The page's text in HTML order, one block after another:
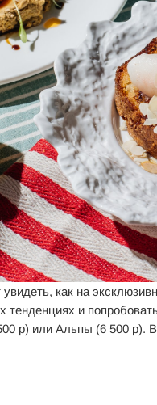
как на
тенденциях и
р) или Альпы (6 500 р).